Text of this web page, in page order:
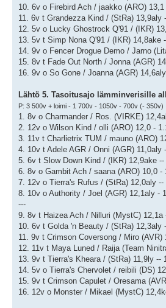
10. 6v o Firebird Ach / jaakko (ARO)
11. 6v t Grandezza Kind / (StRa) 13,9aly
12. 5v o Lucky Ghostrock Q'91 / (IKR)
13. 5v t Simp Nona Q'91 / (IKR) 14,8ake
14. 9v o Fencer Drogue Demo / Jarno
15. 8v t Fade Out North / Jonna (AGR)
16. 9v o So Gone / Joanna (AGR)
Lähtö 5. Tasoitusajo lämminverisille
P: 3 500v + loimi - 1 700v - 1050v - 700v (- 350v)
1. 8v o Charmander / Ros. (VIRKE)
2. 12v o Wilson Kind / olli (ARO) 12,0 -
3. 11v t Charlietrix TUM / mauno (ARO)
4. 10v t Adele AGR / Onni (AGR) 11,0aly
5. 6v t Slow Down Kind / (IKR) 12,9ake --
6. 8v o Gambit Ach / saana (ARO) 10,0 -
7. 12v o Tierra's Rufus / (StRa) 12,0aly --
8. 10v o Authority / Joel (AGR) 12,1aly -
---
9. 8v t Haizea Ach / Nilluri (MystC) 12,1a
10. 6v t Golda 'n Beauty / (StRa) 12,3aly
11. 9v t Crimson Coversong / Miro (AVR)
12. 11v t Maya Luned / Raija (Team
13. 9v t Tierra's Kheara / (StRa) 11,9ly --
14. 5v o Tierra's Chervolet / reibili (DS)
15. 9v t Crimson Capulet / Oresama
16. 12v o Monster / Mikael (MystC)